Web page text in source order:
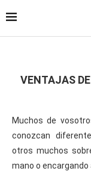
VENTAJAS
Muchos de
conozcan
otros muchos
mano o encargando